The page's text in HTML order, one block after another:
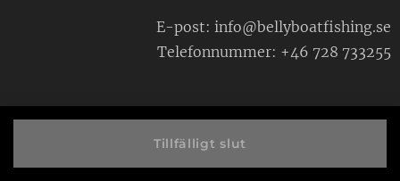
Tillfälligt slut
E-post: info@bellyboatfishing.se
Telefonnummer: +46 728 733255